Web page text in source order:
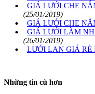
GIÁ LƯỚI CHE
(25/01/2019)
GIÁ LƯỚI CHE
GIÁ LƯỚI LÀM
(26/01/2019)
LƯỚI LAN GIÁ
Những tin cũ hơn